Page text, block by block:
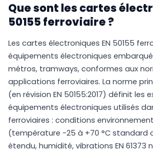
Que sont les cartes
50155 ferroviaire ?
Les cartes électroniques EN 50155
équipements électroniques
métros, tramways, conformes aux
applications ferroviaires. La norme
(en révision EN 50155:2017) définit les
équipements électroniques utilisés
ferroviaires : conditions
(température -25 à +70 °C standard
étendu, humidité, vibrations EN 61373